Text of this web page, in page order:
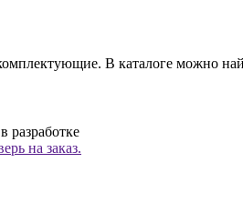
В каталоге можно
разработке
на заказ.